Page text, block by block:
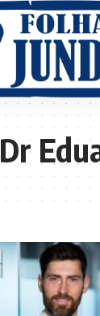
Dr